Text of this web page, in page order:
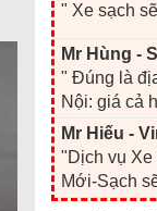
" Xe sạch
Mr Hùng -
" Đúng là
Nội: giá cả
Mr Hiếu -
"Dịch vụ
Mới-Sạch